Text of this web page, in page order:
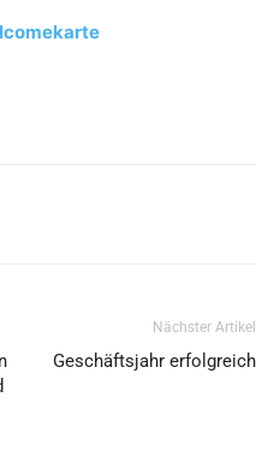
Nächster Artikel
Geschäftsjahr erfolgreich